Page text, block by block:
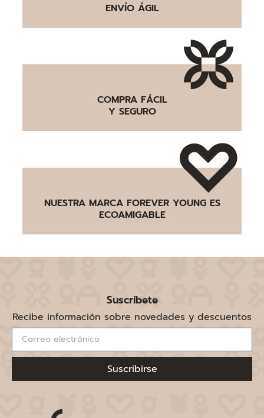
ENVÍO ÁGIL
COMPRA FÁCIL
Y SEGURO
NUESTRA MARCA FOREVER YOUNG ES
ECOAMIGABLE
Suscríbete
Recibe información sobre novedades y descuentos
Suscribirse